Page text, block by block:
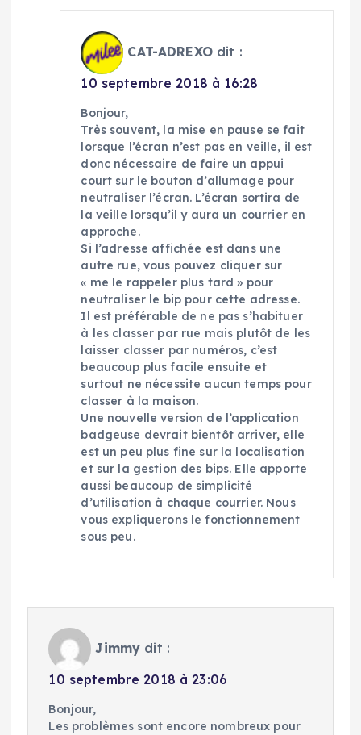
CAT-ADREXO dit :
10 septembre 2018 à 16:28
Bonjour,
Très souvent, la mise en pause se fait
lorsque l’écran n’est pas en veille, il est
donc nécessaire de faire un appui
court sur le bouton d’allumage pour
neutraliser l’écran. L’écran sortira de
la veille lorsqu’il y aura un courrier en
approche.
Si l’adresse affichée est dans une
autre rue, vous pouvez cliquer sur
« me le rappeler plus tard » pour
neutraliser le bip pour cette adresse.
Il est préférable de ne pas s’habituer
à les classer par rue mais plutôt de les
laisser classer par numéros, c’est
beaucoup plus facile ensuite et
surtout ne nécessite aucun temps pour
classer à la maison.
Une nouvelle version de l’application
badgeuse devrait bientôt arriver, elle
est un peu plus fine sur la localisation
et sur la gestion des bips. Elle apporte
aussi beaucoup de simplicité
d’utilisation à chaque courrier. Nous
vous expliquerons le fonctionnement
sous peu.
Jimmy dit :
10 septembre 2018 à 23:06
Bonjour,
Les problèmes sont encore nombreux pour